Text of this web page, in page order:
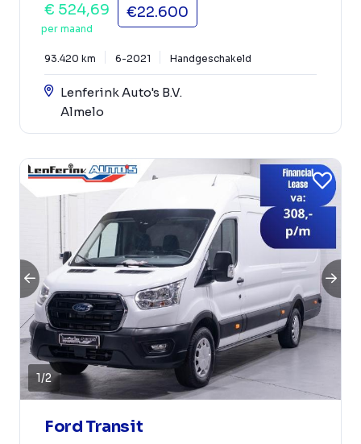
€ 524,69
per maand
€22.600
93.420 km 6-2021 Handgeschakeld
Lenferink Auto's B.V.
Almelo
1/2
Ford Transit